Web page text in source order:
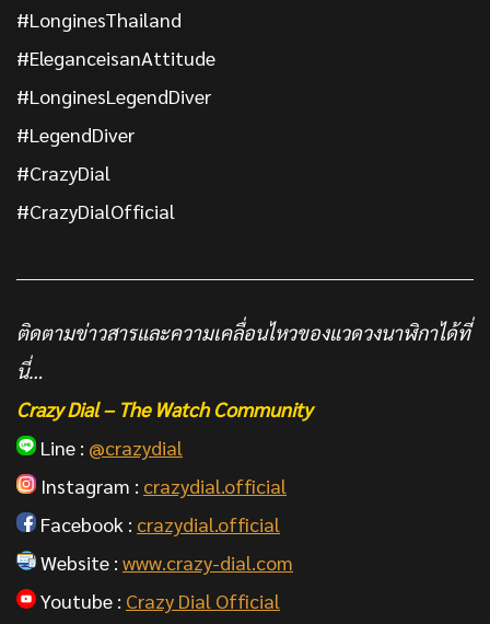
#LonginesThailand
#EleganceisanAttitude
#LonginesLegendDiver
#LegendDiver
#CrazyDial
#CrazyDialOfficial
ติดตามข่าวสารและความเคลื่อนไหวของแวดวงนาฬิกาได้ที่
นี่…
Crazy Dial – The Watch Community
Line : @crazydial
Instagram : crazydial.official
Facebook : crazydial.official
Website : www.crazy-dial.com
Youtube : Crazy Dial Official